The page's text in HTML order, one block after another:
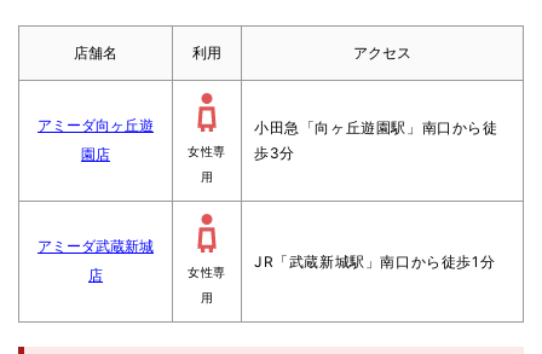
店舗名 利用 アクセス
アミーダ向ヶ丘遊
園店
女性専
用
小田急「向ヶ丘遊園駅」南口から徒
歩3分
アミーダ武蔵新城
店
女性専
用
JR「武蔵新城駅」南口から徒歩1分